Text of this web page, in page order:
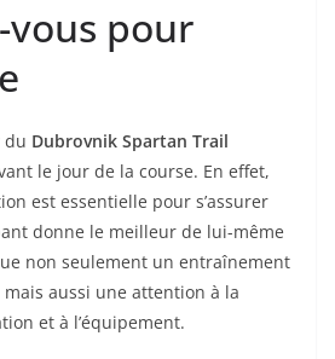
vous pour
du Dubrovnik Spartan Trail
le jour de la course. En effet,
est essentielle pour s’assurer
donne le meilleur de lui-même
non seulement un entraînement
aussi une attention à la
et à l’équipement.